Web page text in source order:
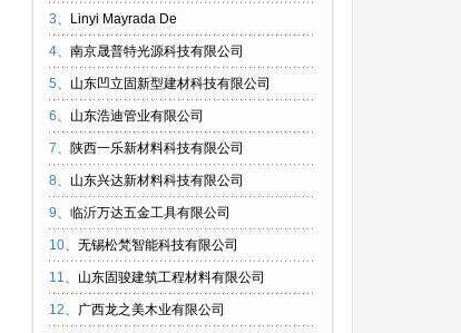
3、 Linyi Mayrada De
4、 南京晟普特光源科技有限公司
5、 山东凹立固新型建材科技有限公司
6、 山东浩迪管业有限公司
7、 陕西一乐新材料科技有限公司
8、 山东兴达新材料科技有限公司
9、 临沂万达五金工具有限公司
10、 无锡松梵智能科技有限公司
11、 山东固骏建筑工程材料有限公司
12、 广西龙之美木业有限公司